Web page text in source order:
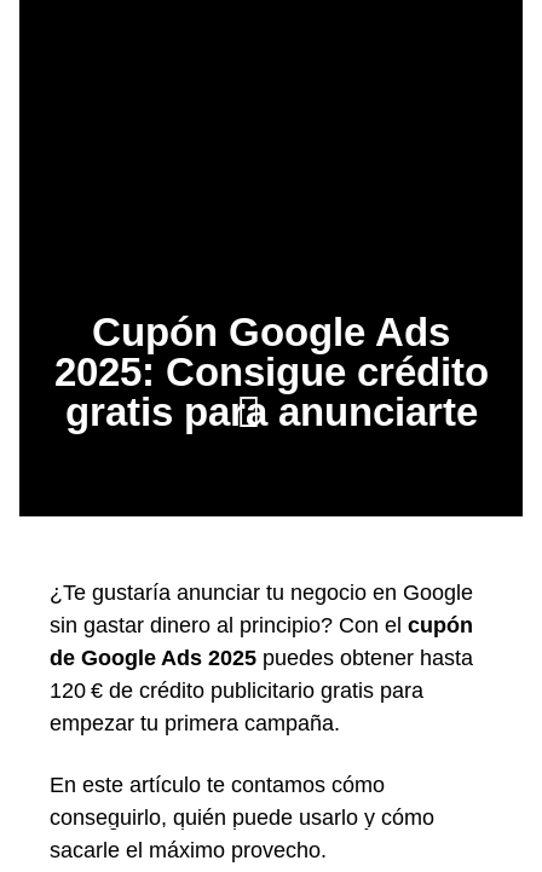
Cupón Google Ads
2025: Consigue crédito
gratis para anunciarte
¿Te gustaría anunciar tu negocio en Google
sin gastar dinero al principio? Con el cupón
de Google Ads 2025 puedes obtener hasta
120 € de crédito publicitario gratis para
empezar tu primera campaña.
En este artículo te contamos cómo
conseguirlo, quién puede usarlo y cómo
sacarle el máximo provecho.